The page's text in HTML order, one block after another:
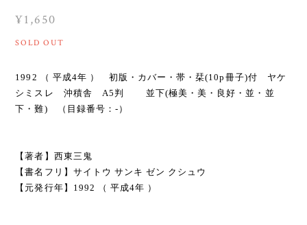
¥1,650
SOLD OUT
1992 （ 平成4年 ） 初版・カバー・帯・栞(10p冊子)付 ヤケ
シミスレ 沖積舎 A5判 並下(極美・美・良好・並・並
下・難) （目録番号：-）
【著者】西東三鬼
【書名フリ】サイトウ サンキ ゼン クシュウ
【元発行年】1992 （ 平成4年 ）